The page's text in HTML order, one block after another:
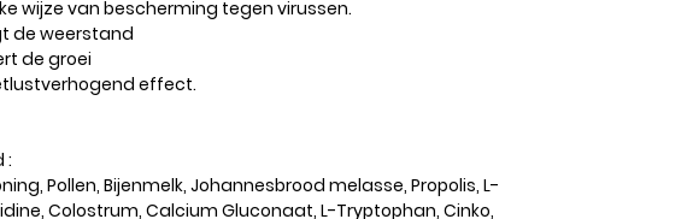
wijze van bescherming tegen virussen.
de weerstand
de groei
effect.
:
Pollen, Bijenmelk, Johannesbrood melasse, Propolis, L-
Colostrum, Calcium Gluconaat, L-Tryptophan, Cinko,